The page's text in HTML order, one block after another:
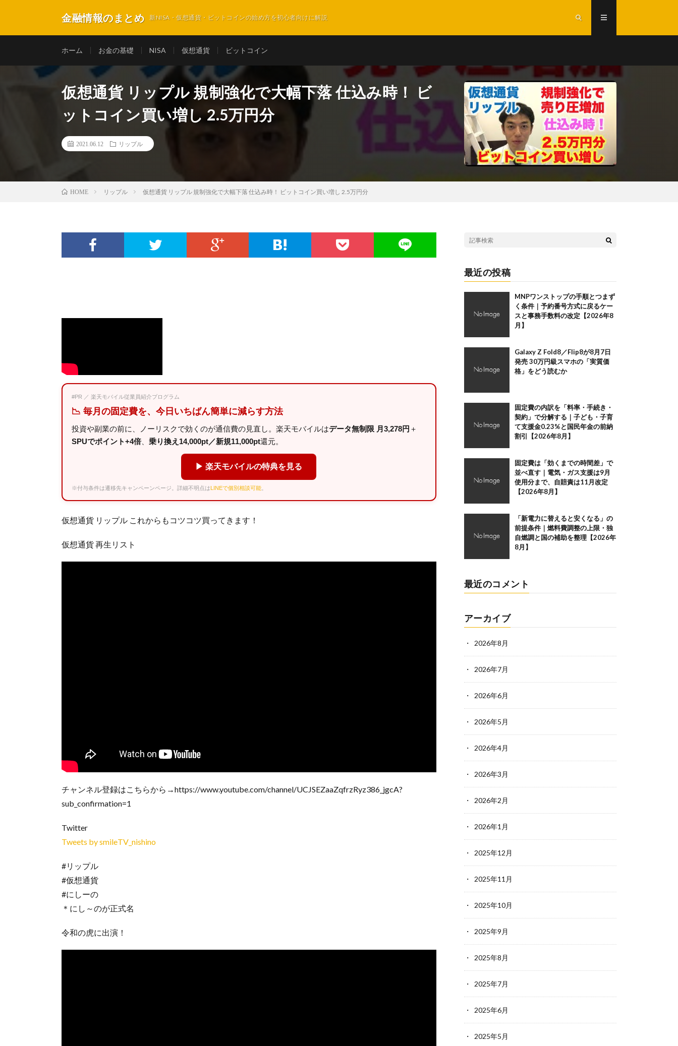
金融情報のまとめ 新NISA・仮想通貨・ビットコインの始め方を初心者向けに解説
ホーム お金の基礎 NISA 仮想通貨 ビットコイン
仮想通貨 リップル 規制強化で大幅下落 仕込み時！ ビ
ットコイン買い増し 2.5万円分
2021.06.12 リップル
HOME リップル 仮想通貨 リップル 規制強化で大幅下落 仕込み時！ ビットコイン買い増し 2.5万円分
#PR ／ 楽天モバイル従業員紹介プログラム
📉 毎月の固定費を、今日いちばん簡単に減らす方法
投資や副業の前に、ノーリスクで効くのが通信費の見直し。楽天モバイルはデータ無制限 月3,278円 ＋
SPUでポイント+4倍
乗り換え14,000pt／新規11,000pt還元。
▶ 楽天モバイルの特典を見る
※付与条件は遷移先キャンペーンページ。詳細不明点はLINEで個別相談可能
仮想通貨 リップル これからもコツコツ買ってきます！
仮想通貨 再生リスト
チャンネル登録はこちらから→https://www.youtube.com/channel/UCJSEZaaZqfrzRyz386_jgcA?
sub_confirmation=1
Twitter
Tweets by smileTV_nishino
#リップル
#仮想通貨
#にしーの
＊にし～のが正式名
令和の虎に出演！
最近の投稿
MNPワンストップの手順とつまず
く条件｜予約番号方式に戻るケー
スと事務手数料の改定【2026年8
月】
Galaxy Z Fold8／Flip8が8月7日
発売 30万円級スマホの「実質価
格」をどう読むか
固定費の内訳を「料率・手続き・
契約」で分解する｜子ども・子育
て支援金0.23%と国民年金の前納
割引【2026年8月】
固定費は「効くまでの時間差」で
並べ直す｜電気・ガス支援は9月
使用分まで、自賠責は11月改定
【2026年8月】
「新電力に替えると安くなる」の
前提条件｜燃料費調整の上限・独
自燃調と国の補助を整理【2026年
8月】
最近のコメント
アーカイブ
2026年8月
2026年7月
2026年6月
2026年5月
2026年4月
2026年3月
2026年2月
2026年1月
2025年12月
2025年11月
2025年10月
2025年9月
2025年8月
2025年7月
2025年6月
2025年5月